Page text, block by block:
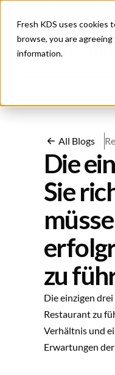
Fresh KDS uses cookies
browse, you are
information.
All Blogs
Die
Sie
zu
Die einzigen
Restaurant zu
Verhältnis und
Erwartungen